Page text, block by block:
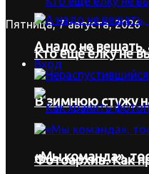
Пятница, 7 августа, 2026
Вход
А надо не вещать,
В зимнюю стужу
«Мы команда»,
Кто ещё ёлку не
Фотоархив. Как